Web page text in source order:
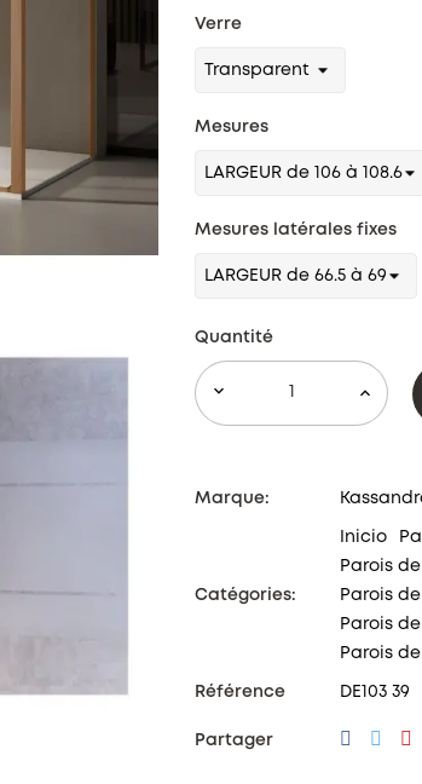
Verre
Mesures
Mesures latérales fixes
Quantité
Marque:
Catégories:
Inicio
Parois
Parois
Parois
Parois
Référence DE103 39
Partager